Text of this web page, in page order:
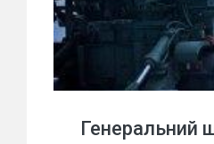
Генеральний